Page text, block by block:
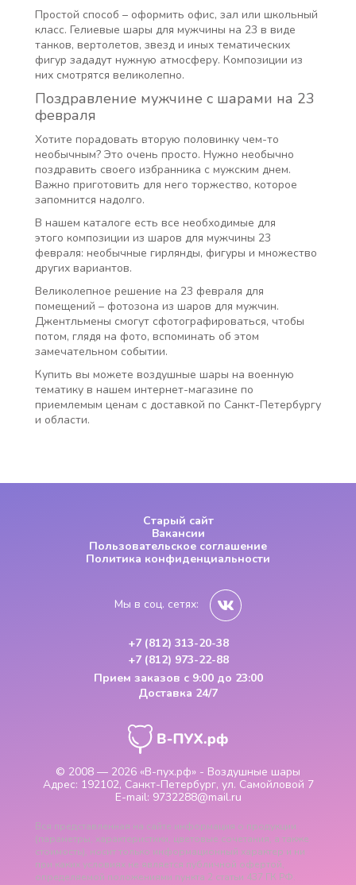
Простой способ – оформить офис, зал или школьный
класс. Гелиевые шары для мужчины на 23 в виде
танков, вертолетов, звезд и иных тематических
фигур зададут нужную атмосферу. Композиции из
них смотрятся великолепно.
Поздравление мужчине с шарами на 23
февраля
Хотите порадовать вторую половинку чем-то
необычным? Это очень просто. Нужно необычно
поздравить своего избранника с мужским днем.
Важно приготовить для него торжество, которое
запомнится надолго.
В нашем каталоге есть все необходимые для
этого композиции из шаров для мужчины 23
февраля: необычные гирлянды, фигуры и множество
других вариантов.
Великолепное решение на 23 февраля для
помещений – фотозона из шаров для мужчин.
Джентльмены смогут сфотографироваться, чтобы
потом, глядя на фото, вспоминать об этом
замечательном событии.
Купить вы можете воздушные шары на военную
тематику в нашем интернет-магазине по
приемлемым ценам с доставкой по Санкт-Петербургу
и области.
© 2008 — 2026 «В-пух.рф» - Воздушные шары
Адрес: 192102, Санкт-Петербург, ул. Самойловой 7
E-mail: 9732288@mail.ru
Старый сайт
Вакансии
Пользовательское соглашение
Политика конфиденциальности
Мы в соц. сетях:
+7 (812) 313-20-38
+7 (812) 973-22-88
Прием заказов с 9:00 до 23:00
Доставка 24/7
Вся представленная на сайте информация о продукции
(параметры, характеристики, цветовые сочетания, а также
стоимость), носит только информационный характер и ни
при каких условиях не является публичной офертой,
определяемой положениями пункта 2 статьи 437 ГК РФ.